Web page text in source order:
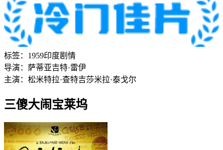
标签： 1959印度剧情
导演： 萨蒂亚吉特·雷伊
主演： 松米特拉·查特吉莎米拉·泰戈尔
三傻大闹宝莱坞